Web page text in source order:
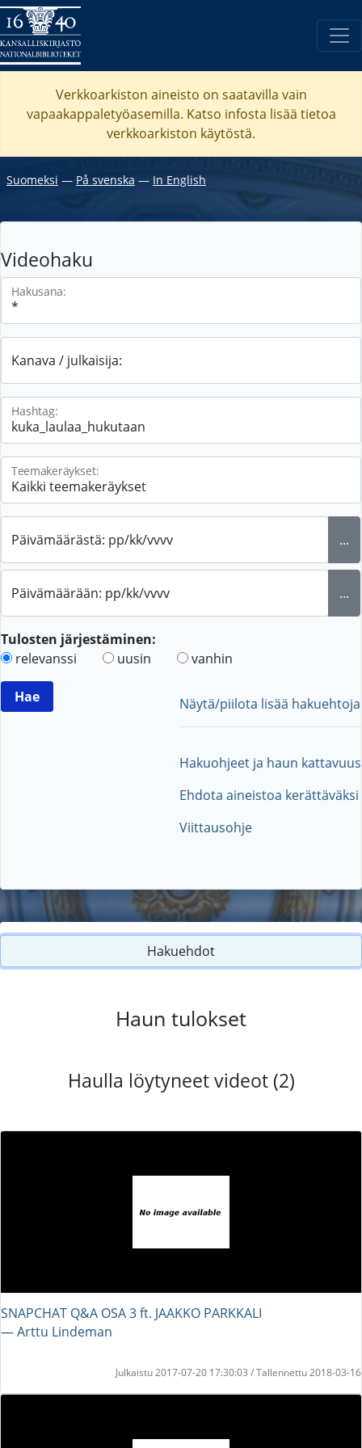
Verkkoarkiston aineisto on saatavilla vain
vapaakappaletyöasemilla. Katso infosta lisää tietoa
verkkoarkiston käytöstä.
Suomeksi ― På svenska ― In English
Videohaku
Hakusana:
Kanava / julkaisija:
Hashtag:
Teemakeräykset:
Päivämäärästä: pp/kk/vvvv ...
Päivämäärään: pp/kk/vvvv ...
Tulosten järjestäminen:
relevanssi
uusin vanhin
Näytä/piilota lisää hakuehtoja
Hakuohjeet ja haun kattavuus
Ehdota aineistoa kerättäväksi
Viittausohje
Hakuehdot
Haun tulokset
Haulla löytyneet videot (2)
SNAPCHAT Q&A OSA 3 ft. JAAKKO PARKKALI
― Arttu Lindeman
Julkaistu 2017-07-20 17:30:03 / Tallennettu 2018-03-16